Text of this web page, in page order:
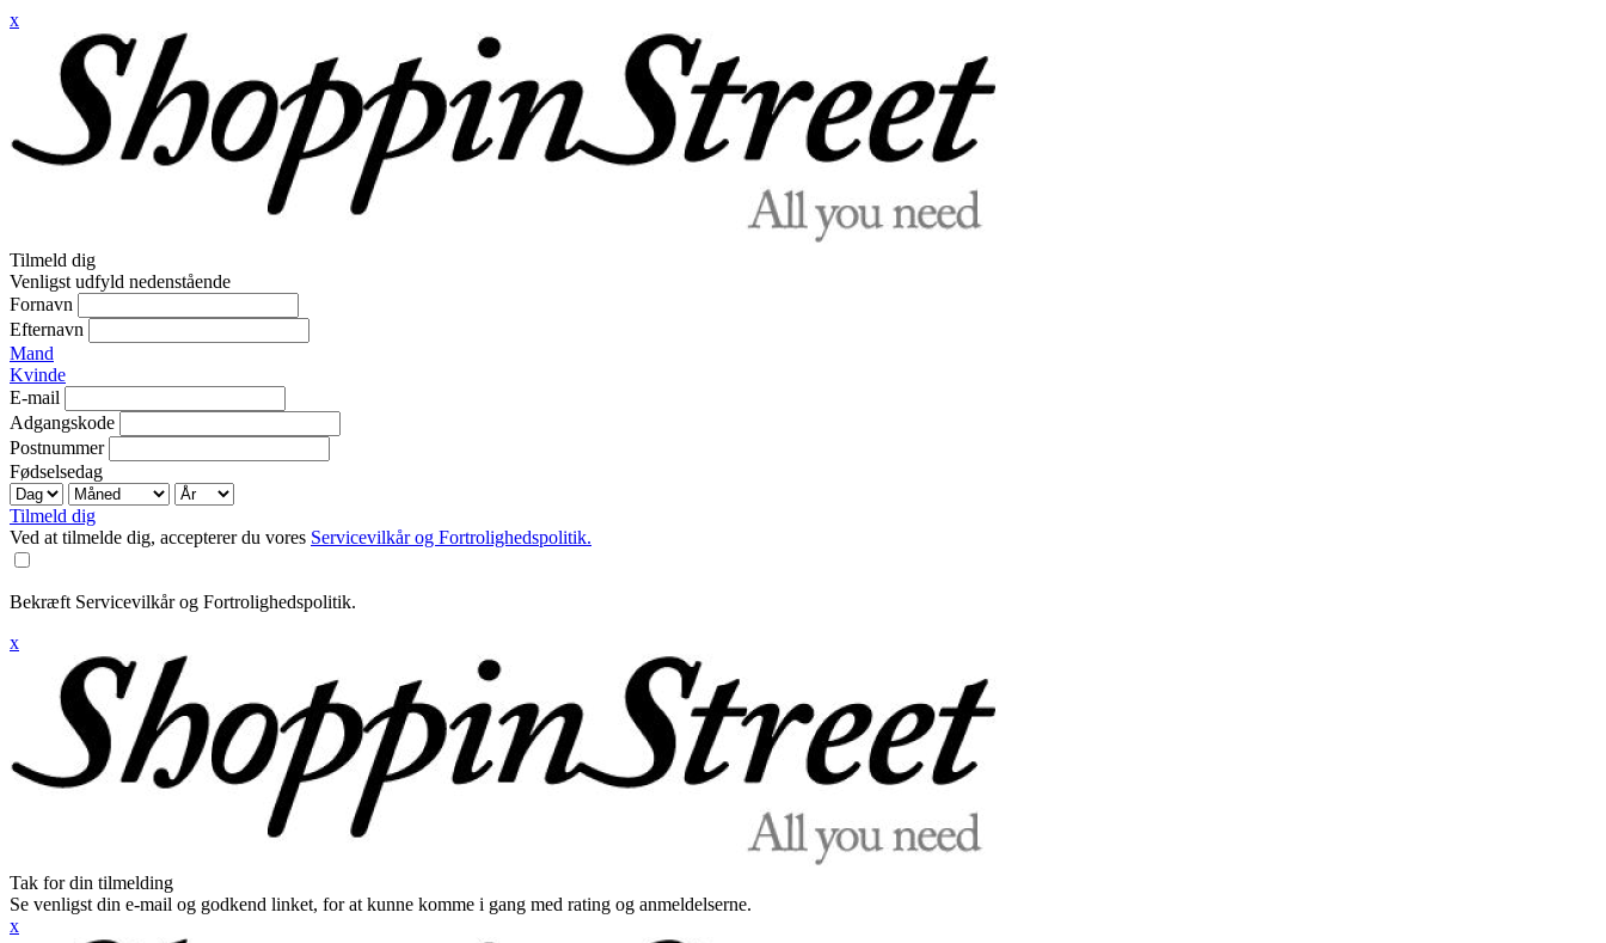
x
Tilmeld dig
Venligst udfyld nedenstående
Fornavn
Efternavn
Mand
Kvinde
E-mail
Adgangskode
Postnummer
Fødselsedag
Tilmeld dig
Ved at tilmelde dig, accepterer du vores Servicevilkår og Fortrolighedspolitik.
Bekræft Servicevilkår og Fortrolighedspolitik.
x
Tak for din tilmelding
Se venligst din e-mail og godkend linket, for at kunne komme i gang med rating og anmeldelserne.
x